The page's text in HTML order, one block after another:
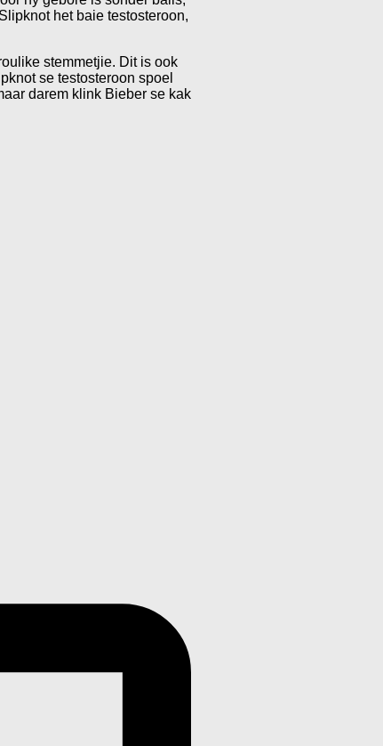
het baie testosteroon,
stemmetjie. Dit is ook
se testosteroon spoel
darem klink Bieber se kak